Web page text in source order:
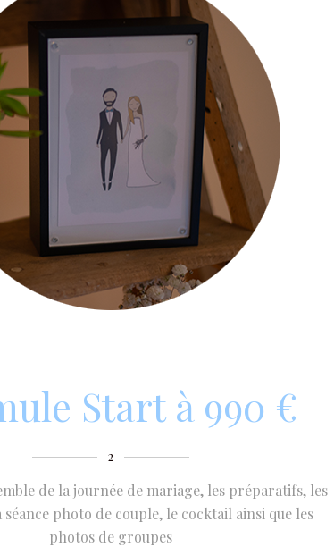
Start à 990 €
2
de la journée de mariage, les préparatifs, les
séance photo de couple, le cocktail ainsi que les
photos de groupes